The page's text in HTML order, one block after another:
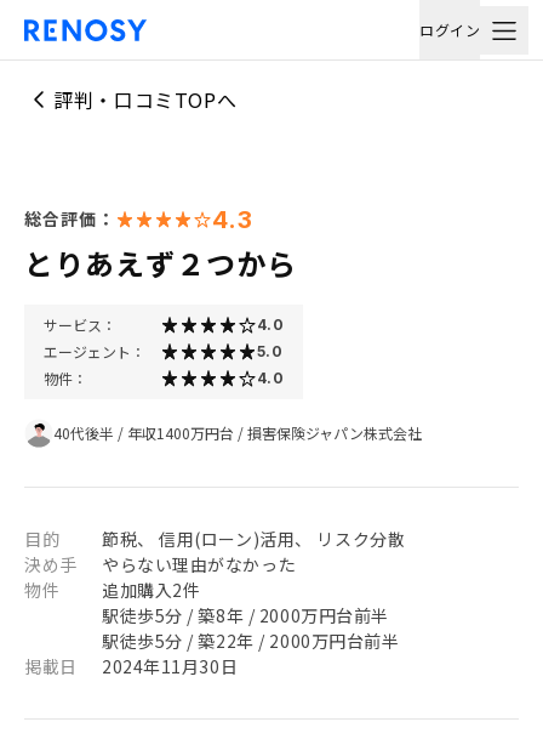
ログイン
評判・口コミTOPへ
総合評価： 4.3
とりあえず２つから
サービス： 4.0
エージェント： 5.0
物件： 4.0
40代後半 / 年収1400万円台 /損害保険ジャパン株式会社
目的
節税、 信用(ローン)活用、 リスク分散
決め手
やらない理由がなかった
物件
追加購入2件
駅徒歩5分 / 築8年 / 2000万円台前半
駅徒歩5分 / 築22年 / 2000万円台前半
掲載日
2024年11月30日